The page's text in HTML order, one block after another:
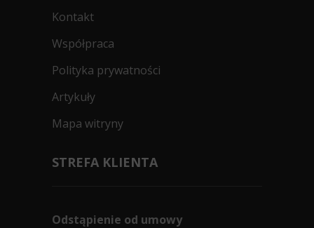
Kontakt
Współpraca
Polityka prywatności
Artykuły
Mapa witryny
STREFA KLIENTA
Odstąpienie od umowy